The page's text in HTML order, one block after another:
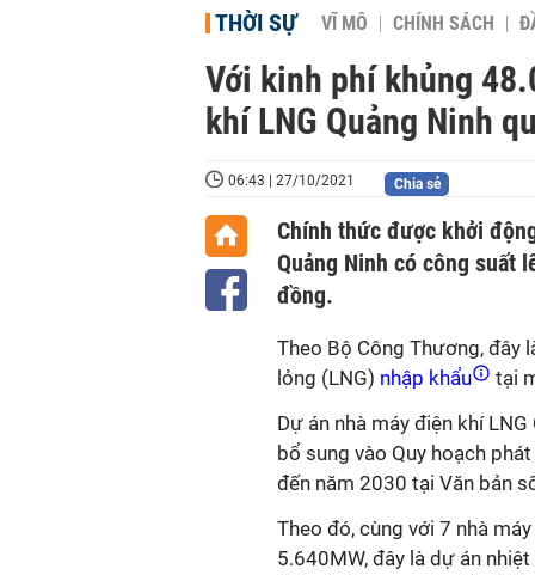
THỜI SỰ VĨ MÔ CHÍNH SÁCH
Với kinh phí khủng
khí LNG Quảng Ninh
06:43 | 27/10/2021 Chia sẻ
Chính thức được khởi
Quảng Ninh có công suất
đồng.
Theo Bộ Công Thương, đây
lỏng (LNG) nhập khẩu
tại
Dự án nhà máy điện khí
bổ sung vào Quy hoạch
đến năm 2030 tại Văn bản
Theo đó, cùng với 7 nhà
5.640MW, đây là dự án